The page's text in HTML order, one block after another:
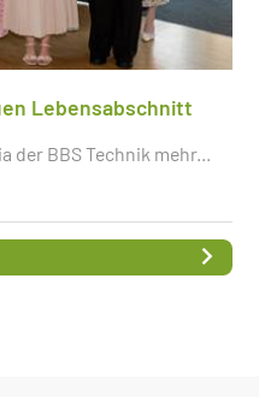
Lebensabschnitt
der BBS Technik mehr...